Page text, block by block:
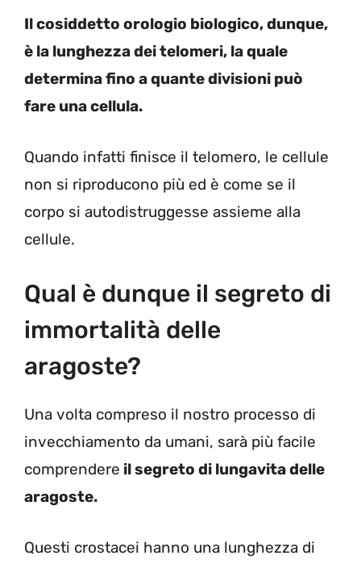
Il cosiddetto orologio biologico, dunque,
è la lunghezza dei telomeri, la quale
determina fino a quante divisioni può
fare una cellula.
Quando infatti finisce il telomero, le cellule
non si riproducono più ed è come se il
corpo si autodistruggesse assieme alla
cellule.
Qual è dunque il segreto di
immortalità delle
aragoste?
Una volta compreso il nostro processo di
invecchiamento da umani, sarà più facile
comprendere il segreto di lungavita delle
aragoste.
Questi crostacei hanno una lunghezza di